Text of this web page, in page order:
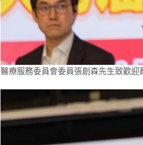
醫療服務委員會委員張創森先生致歡迎